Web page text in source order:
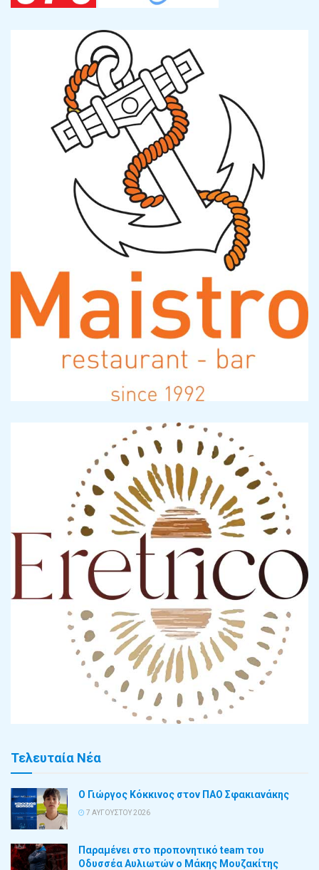
Τελευταία Νέα
Ο Γιώργος Κόκκινος στον ΠΑΟ Σφακιανάκης
7 ΑΥΓΟΎΣΤΟΥ 2026
Παραμένει στο προπονητικό team του
Οδυσσέα Αυλιωτών ο Μάκης Μουζακίτης